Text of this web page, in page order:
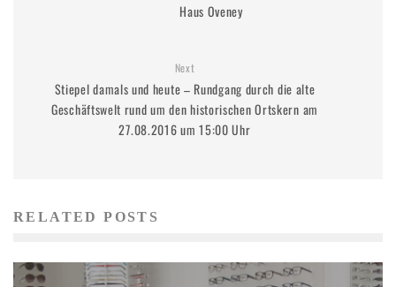
Haus Oveney
Next
Stiepel damals und heute – Rundgang durch die alte
Geschäftswelt rund um den historischen Ortskern am
27.08.2016 um 15:00 Uhr
RELATED POSTS